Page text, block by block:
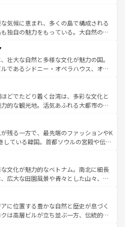
光を楽しむこともできる。 なお、新
コンテンツ一覧 を参照してほしい。
、観光、ショッピング、エンターテイ
刺激的なスポットだ。一方、アメリカ
がり、グランドキャニオンやイエロー
ズでは、音楽と美食が融合した独特の
はアメリカの各地域で異なる魅力を楽
様性と豊かな歴史を感じることができ
だ。 なお、新着のアメリカ
覧を参照してほしい。
気候に恵まれ、多くの島で構成される
独自の魅力をもっている。大自然の神
。また、定番の観光地といえばオアフ
を求めるならマウイ島やカウアイ島が
ドグリーンに輝く海をはじめ、豊かな
で訪れる人々を迎えてくれるハワイの
カルフードやハワイアンミュージッ
ンスなど、すべてがハワイの魅力を彩
なお、新着のハワイ情報
を参照してほしい。
壮大な自然と多様な文化が魅力の国。
であるシドニー・オペラハウス、オー
央部にそびえるウルル（エアーズロッ
美しい原生林やケアンズの熱帯雨林な
さん。また、カフェやワイン、オージ
ィも充実しており、サーフィンやダイ
など、アウトドア好きにはたまらな
の多彩な魅力を存分に味わいつくそ
どでたどり着く台湾は、多彩な文化と
的な観光地。活気あふれる大都市の台
地帯である台湾東部など、都市の喧騒
存しており、訪れる人に新しい発見と
れる。また、奥深い台湾の食文化も魅
スイーツなど、バラエティ豊かな料理
える。 なお、新着の台湾情報は コンテンツ一覧を参
残る一方で、最先端のファッションやK
している韓国。首都ソウルの宮殿や伝統
せば四季折々の自然美を楽しむことが
ムチや焼肉、絶品のストリートフード
国料理が待っている。夜には、韓国な
ら、韓国の多彩な魅力を心ゆくまで味
わってみてほしい。 なお、新着の韓国情報はコンテンツ一
。
文化が魅力的なベトナム。南北に細長
広大な田園風景や青々とした山々、世
統が息づく。ハノイの古い町並みやホ
ス統治時代の建物も、独特の雰囲気を
た、バラエティの豊かさとおいしさで
に位置する豊かな自然と歴史が息づく
は高層ビルが立ち並ぶ一方、伝統的な